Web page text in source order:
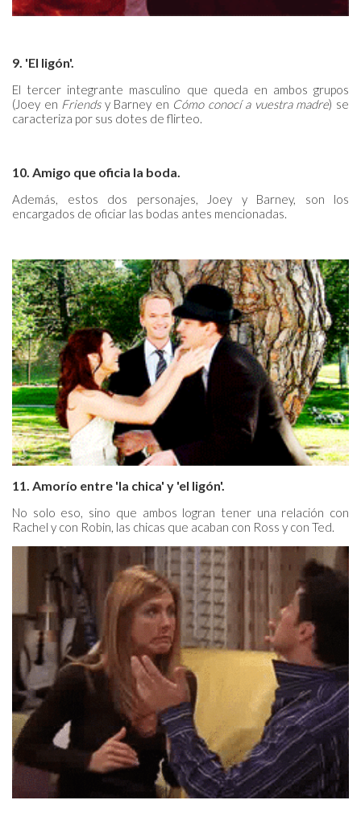
9. 'El ligón'.
El tercer integrante masculino que queda en ambos grupos
(Joey en Friendsy Barney en Cómo conocí a vuestra madre) se
caracteriza por sus dotes de flirteo.
10. Amigo que oficia la boda.
Además, estos dos personajes, Joey y Barney, son los
encargados de oficiar las bodas antes mencionadas.
11. Amorío entre 'la chica' y 'el ligón'.
No solo eso, sino que ambos logran tener una relación con
Rachel y con Robin, las chicas que acaban con Ross y con Ted.